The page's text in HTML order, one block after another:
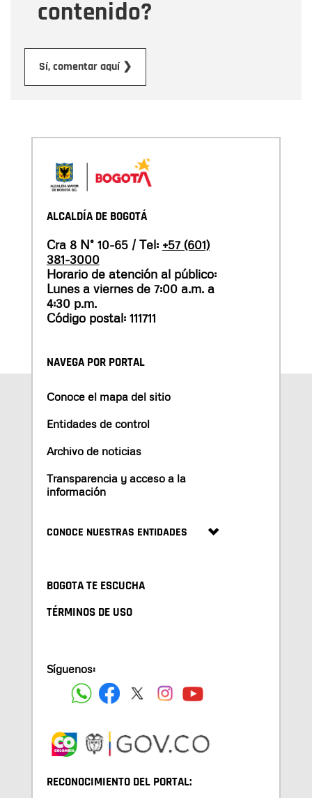
contenido?
Sí, comentar aquí ❯
ALCALDÍA DE BOGOTÁ
Cra 8 N° 10-65 / Tel: +57 (601)
381-3000
Horario de atención al público:
Lunes a viernes de 7:00 a.m. a
4:30 p.m.
Código postal: 111711
NAVEGA POR PORTAL
Conoce el mapa del sitio
Entidades de control
Archivo de noticias
Transparencia y acceso a la
información
CONOCE NUESTRAS ENTIDADES
BOGOTA TE ESCUCHA
TÉRMINOS DE USO
Síguenos:
RECONOCIMIENTO DEL PORTAL: